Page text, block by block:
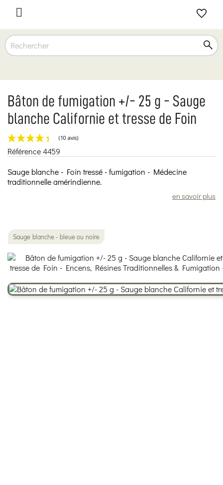

Bâton de fumigation +/- 25 g - Sauge
blanche Californie et tresse de Foin
Référence4459
Sauge blanche - Foin tressé - fumigation - Médecine
traditionnelle amérindienne.
en savoir plus
Sauge blanche - bleue ou noire